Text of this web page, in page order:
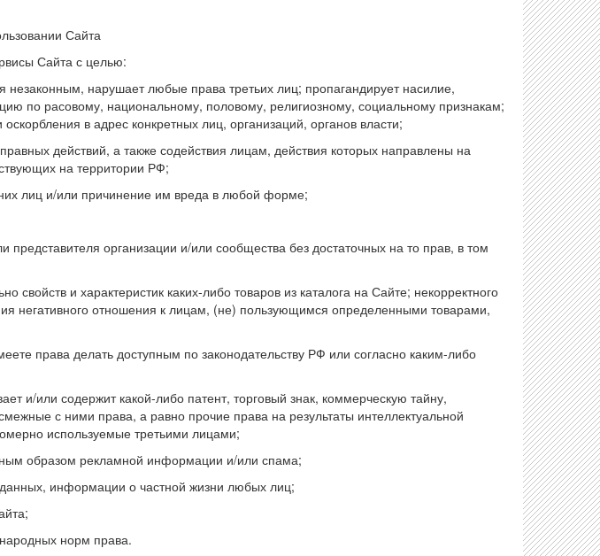
Сайта
Сайта с целью:
незаконным, нарушает любые права третьих лиц; пропагандирует насилие,
по расовому, национальному, половому, религиозному, социальному признакам;
в адрес конкретных лиц, организаций, органов власти;
действий, а также содействия лицам, действия которых направлены на
на территории РФ;
лиц и/или причинение им вреда в любой форме;
представителя организации и/или сообщества без достаточных на то прав, в том
свойств и характеристик каких-либо товаров из каталога на Сайте; некорректного
негативного отношения к лицам, (не) пользующимся определенными товарами,
права делать доступным по законодательству РФ или согласно каким-либо
и/или содержит какой-либо патент, торговый знак, коммерческую тайну,
с ними права, а равно прочие права на результаты интеллектуальной
используемые третьими лицами;
образом рекламной информации и/или спама;
информации о частной жизни любых лиц;
норм права.